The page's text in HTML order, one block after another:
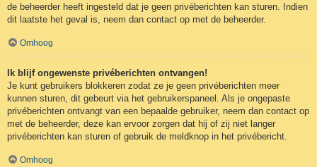
de beheerder heeft ingesteld dat je geen privéberichten kan sturen. Indien
dit laatste het geval is, neem dan contact op met de beheerder.
Omhoog
Ik blijf ongewenste privéberichten ontvangen!
Je kunt gebruikers blokkeren zodat ze je geen privéberichten meer
kunnen sturen, dit gebeurt via het gebruikerspaneel. Als je ongepaste
privéberichten ontvangt van een bepaalde gebruiker, neem dan contact op
met de beheerder, deze kan ervoor zorgen dat hij of zij niet langer
privéberichten kan sturen of gebruik de meldknop in het privébericht.
Omhoog